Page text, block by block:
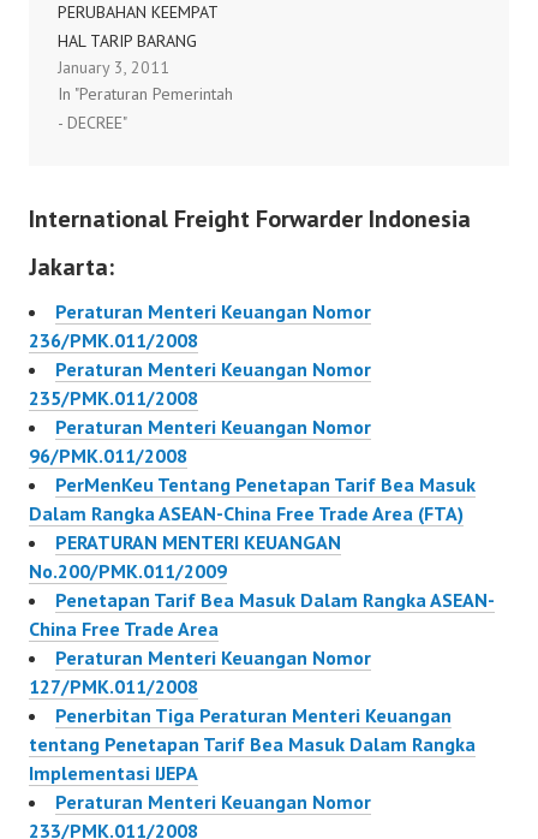
Peraturan Menteri
Keuangan Nomor
116/PMK.011/2011Per
aturan Menteri
Keuangan Nomor
Keuangan Nomor
Peraturan Menteri
Keuangan Nomor
105/PMK.11/2011
Peraturan Menteri
Keuangan Nomor
106/PMK.011/2011
Peraturan…
PERUBAHAN KEEMPAT
HAL TARIP BARANG
IMPOR Peraturan
Menteri Keuangan
Nomor
January 3, 2011
In "Peraturan Pemerintah
- DECREE"
International Freight Forwarder Indonesia
Jakarta:
Peraturan Menteri Keuangan Nomor
236/PMK.011/2008
Peraturan Menteri Keuangan Nomor
235/PMK.011/2008
Peraturan Menteri Keuangan Nomor
96/PMK.011/2008
PerMenKeu Tentang Penetapan Tarif Bea Masuk
Dalam Rangka ASEAN-China Free Trade Area (FTA)
PERATURAN MENTERI KEUANGAN
No.200/PMK.011/2009
Penetapan Tarif Bea Masuk Dalam Rangka ASEAN-
China Free Trade Area
Peraturan Menteri Keuangan Nomor
127/PMK.011/2008
Penerbitan Tiga Peraturan Menteri Keuangan
tentang Penetapan Tarif Bea Masuk Dalam Rangka
Implementasi IJEPA
Peraturan Menteri Keuangan Nomor
233/PMK.011/2008